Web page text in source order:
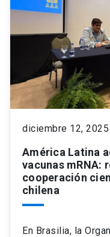
diciembre 12, 2025
América Latina
vacunas mRNA:
cooperación
chilena
En Brasilia, la